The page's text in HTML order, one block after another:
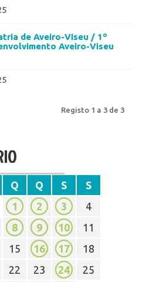
de Aveiro-Viseu / 1º
Aveiro-Viseu
Registo 1 a 3 de 3
Q Q S
S
1
2 3
4
8 9 10
11
15 16 17
18
22 23 24
25